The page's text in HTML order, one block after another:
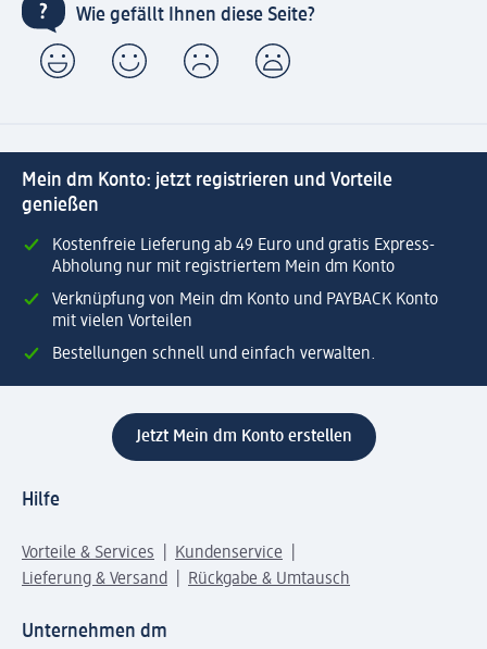
Wie gefällt Ihnen diese Seite?
Mein dm Konto: jetzt registrieren und Vorteile
genießen
Kostenfreie Lieferung ab 49 Euro und gratis Express-
Abholung nur mit registriertem Mein dm Konto
Verknüpfung von Mein dm Konto und PAYBACK Konto
mit vielen Vorteilen
Bestellungen schnell und einfach verwalten.
Jetzt Mein dm Konto erstellen
Hilfe
Vorteile & Services
Kundenservice
Lieferung & Versand
Rückgabe & Umtausch
Unternehmen dm